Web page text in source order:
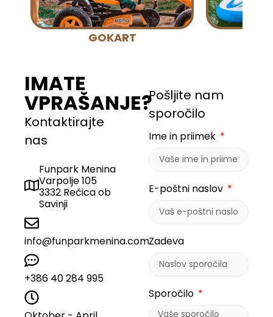
IMATE
VPRAŠANJE?
Kontaktirajte
nas
Funpark Menina
Varpolje 105
3332 Rečica ob
Savinji
info@funparkmenina.com
+386 40 284 995
Pošljite nam
sporočilo
Ime in priimek
E-poštni naslov
Zadeva
Sporočilo